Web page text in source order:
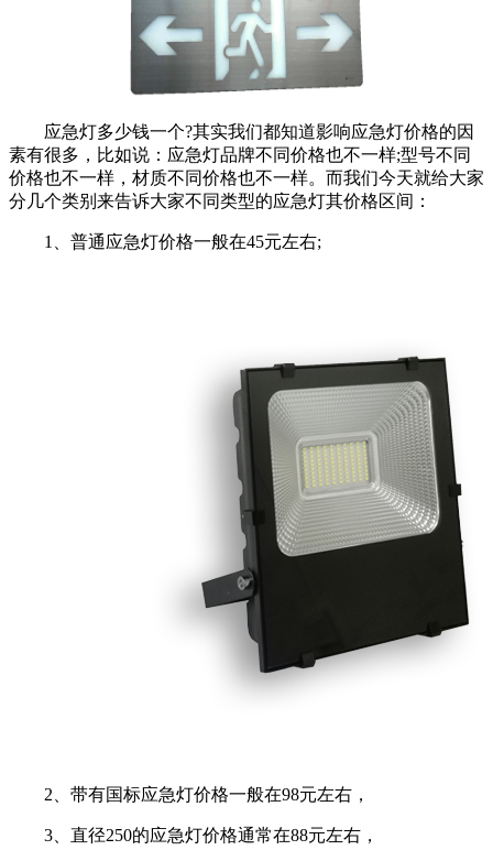
应急灯多少钱一个?其实我们都知道影响应急灯价格的因
素有很多，比如说：应急灯品牌不同价格也不一样;型号不同
价格也不一样，材质不同价格也不一样。而我们今天就给大家
分几个类别来告诉大家不同类型的应急灯其价格区间：
1、普通应急灯价格一般在45元左右;
2、带有国标应急灯价格一般在98元左右，
3、直径250的应急灯价格通常在88元左右，